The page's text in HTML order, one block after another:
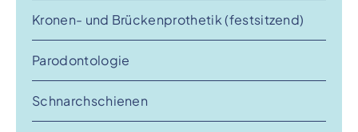
Kronen- und Brückenprothetik (festsitzend)
Parodontologie
Schnarchschienen